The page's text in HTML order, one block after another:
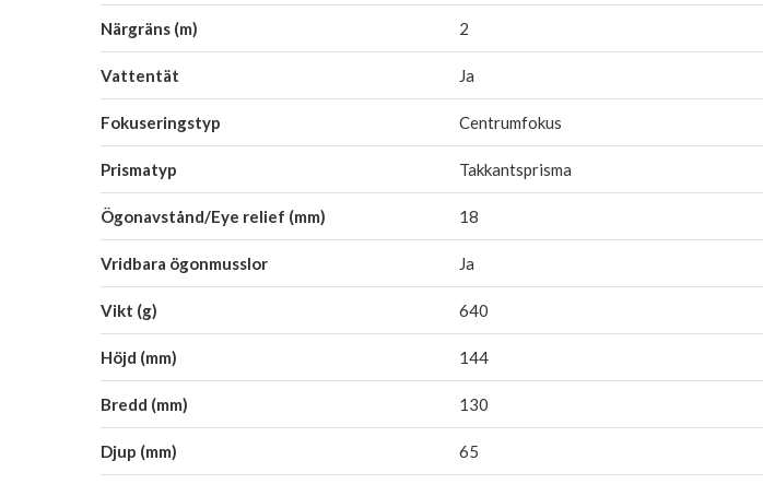
Närgräns (m) 2
Vattentät Ja
Fokuseringstyp Centrumfokus
Prismatyp Takkantsprisma
Ögonavstånd/Eye relief (mm) 18
Vridbara ögonmusslor Ja
Vikt (g) 640
Höjd (mm) 144
Bredd (mm) 130
Djup (mm) 65